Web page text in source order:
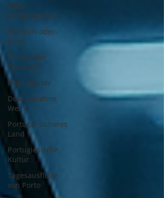
Natur-
Entdeckungen
lissabon-oder-
porto
Bar auf der
Terrasse
Fado-Häuser
Dourotal ohne
Wein
Portugal sicheres
Land
Portugiesische
Kultur
Tagesausflüge
von Porto